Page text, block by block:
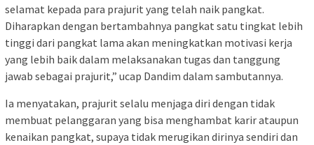
selamat kepada para prajurit yang telah naik pangkat.
Diharapkan dengan bertambahnya pangkat satu tingkat lebih
tinggi dari pangkat lama akan meningkatkan motivasi kerja
yang lebih baik dalam melaksanakan tugas dan tanggung
jawab sebagai prajurit,” ucap Dandim dalam sambutannya.
Ia menyatakan, prajurit selalu menjaga diri dengan tidak
membuat pelanggaran yang bisa menghambat karir ataupun
kenaikan pangkat, supaya tidak merugikan dirinya sendiri dan